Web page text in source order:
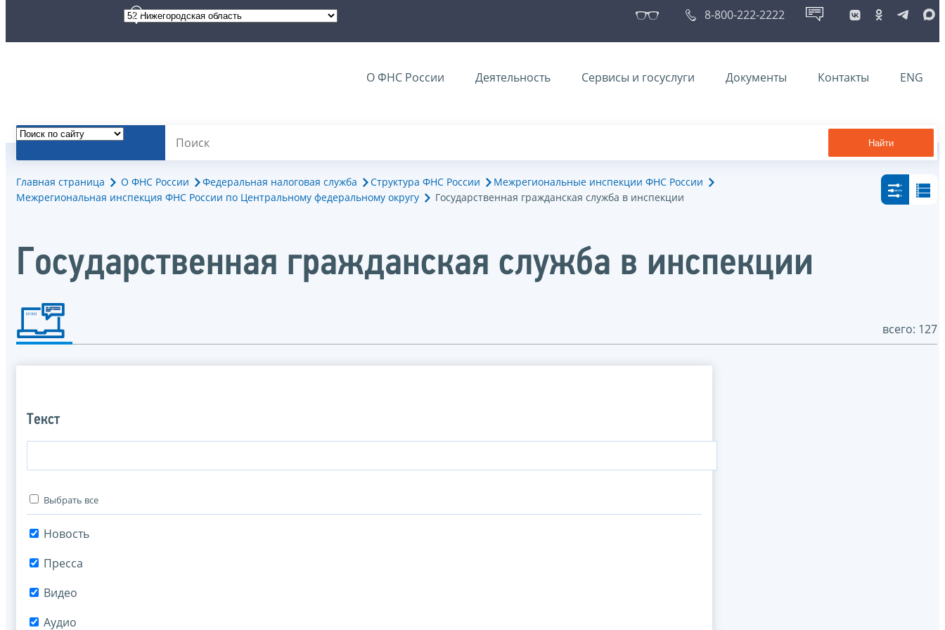
8-800-222-2222
О ФНС России Деятельность Сервисы и госуслуги Документы Контакты ENG
Найти
Главная страница О ФНС России Федеральная налоговая служба Структура ФНС России
Межрегиональные инспекции ФНС России
Межрегиональная инспекция ФНС России по Центральному федеральному округу
Государственная гражданская служба в инспекции
Государственная гражданская служба в инспекции
всего: 127
Текст
Выбрать все
Новость
Пресса
Видео
Аудио